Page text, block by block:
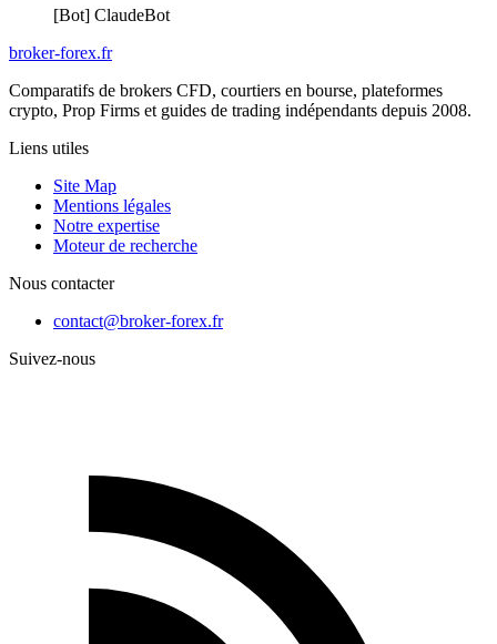
[Bot] ClaudeBot
broker-forex.fr
Comparatifs de brokers CFD, courtiers en bourse, plateformes
crypto, Prop Firms et guides de trading indépendants depuis 2008.
Liens utiles
Site Map
Mentions légales
Notre expertise
Moteur de recherche
Nous contacter
contact@broker-forex.fr
Suivez-nous